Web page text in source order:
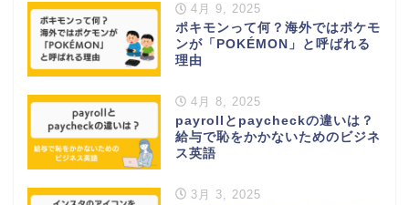
4月 9, 2025
ポキモンって何？海外ではポケモ
ンが「POKÉMON」と呼ばれる
理由
4月 8, 2025
payrollとpaycheckの違いは？
給与で恥をかかないためのビジネ
ス英語
3月 3, 2025